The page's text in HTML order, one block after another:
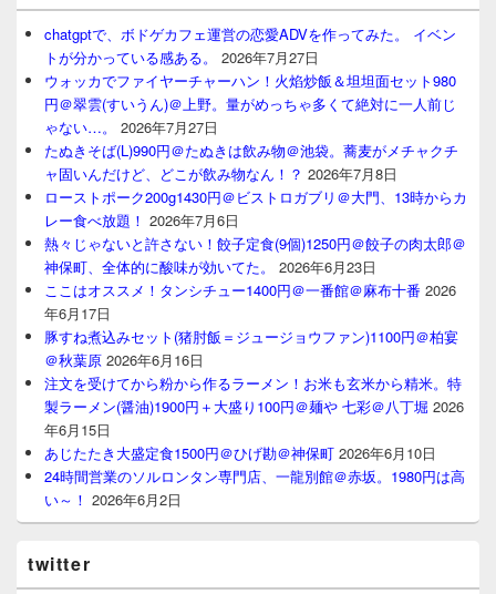
chatgptで、ボドゲカフェ運営の恋愛ADVを作ってみた。 イベン
トが分かっている感ある。
2026年7月27日
ウォッカでファイヤーチャーハン！火焰炒飯＆坦坦面セット980
円＠翠雲(すいうん)＠上野。量がめっちゃ多くて絶対に一人前じ
ゃない…。
2026年7月27日
たぬきそば(L)990円＠たぬきは飲み物＠池袋。蕎麦がメチャクチ
ャ固いんだけど、どこが飲み物なん！？ 2026年7月8日
ローストポーク200g1430円＠ビストロガブリ＠大門、13時からカ
レー食べ放題！ 2026年7月6日
熱々じゃないと許さない！餃子定食(9個)1250円＠餃子の肉太郎＠
神保町、全体的に酸味が効いてた。
2026年6月23日
ここはオススメ！タンシチュー1400円＠一番館＠麻布十番 2026
年6月17日
豚すね煮込みセット(猪肘飯＝ジュージョウファン)1100円＠柏宴
＠秋葉原 2026年6月16日
注文を受けてから粉から作るラーメン！お米も玄米から精米。特
製ラーメン(醤油)1900円＋大盛り100円＠麺や 七彩＠八丁堀 2026
年6月15日
あじたたき大盛定食1500円＠ひげ勘＠神保町 2026年6月10日
24時間営業のソルロンタン専門店、一龍別館＠赤坂。1980円は高
い～！ 2026年6月2日
twitter